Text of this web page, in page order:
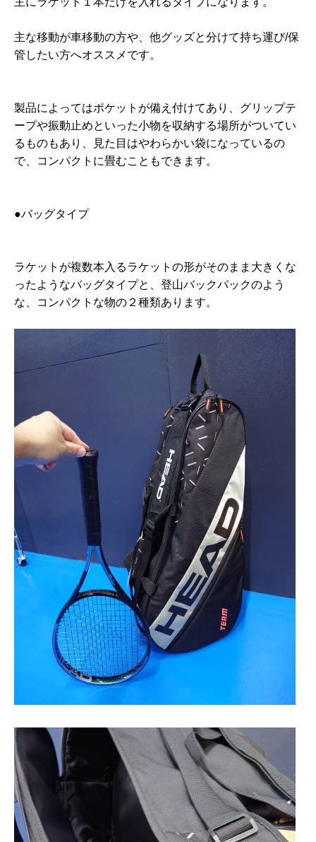
主な移動が車移動の方や、他グッズと分けて持ち運び/保
管したい方へオススメです。
製品によってはポケットが備え付けてあり、グリップテ
ープや振動止めといった小物を収納する場所がついてい
るものもあり、見た目はやわらかい袋になっているの
で、コンパクトに畳むこともできます。
●バッグタイプ
ラケットが複数本入るラケットの形がそのまま大きくな
ったようなバッグタイプと、登山バックパックのよう
な、コンパクトな物の２種類あります。